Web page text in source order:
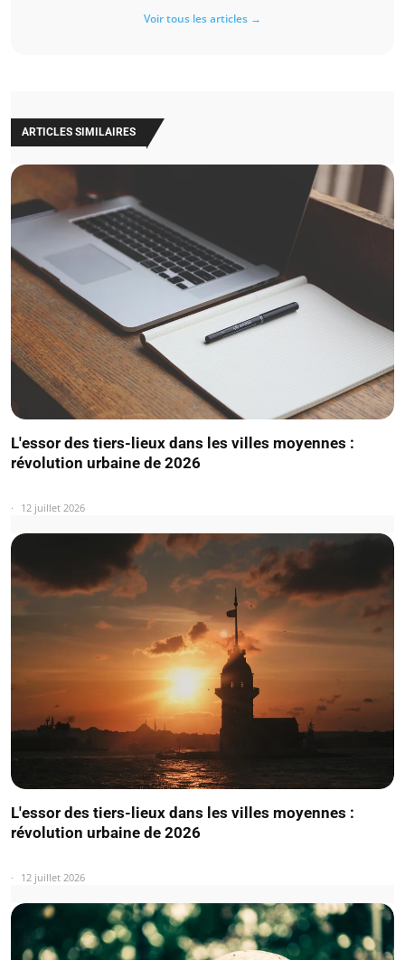
Voir tous les articles →
ARTICLES SIMILAIRES
L'essor des tiers-lieux dans les villes moyennes :
révolution urbaine de 2026
12 juillet 2026
L'essor des tiers-lieux dans les villes moyennes :
révolution urbaine de 2026
12 juillet 2026